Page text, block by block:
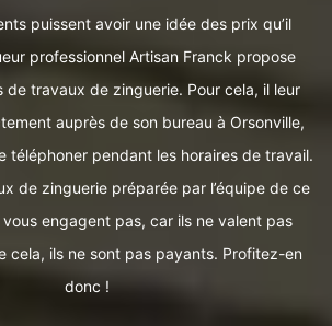
puissent avoir une idée des prix qu’il
professionnel Artisan Franck propose
de travaux de zinguerie. Pour cela, il leur
auprès de son bureau à Orsonville,
téléphoner pendant les horaires de travail.
de zinguerie préparée par l’équipe de ce
engagent pas, car ils ne valent pas
cela, ils ne sont pas payants. Profitez-en
donc !